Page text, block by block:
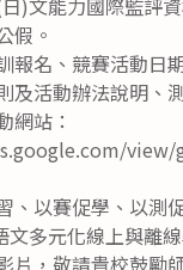
)文能力國際監評
假。
報名、競賽活動日
及活動辦法說明、
網站：
、以賽促學、以測
文多元化線上與離
片，敬請貴校鼓勵